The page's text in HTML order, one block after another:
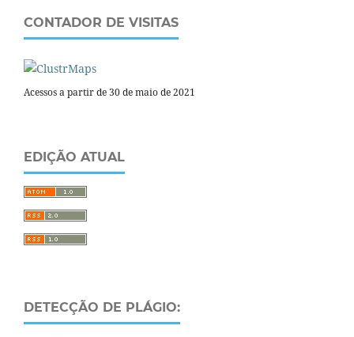
CONTADOR DE VISITAS
Acessos a partir de 30 de maio de 2021
EDIÇÃO ATUAL
DETECÇÃO DE PLÁGIO: